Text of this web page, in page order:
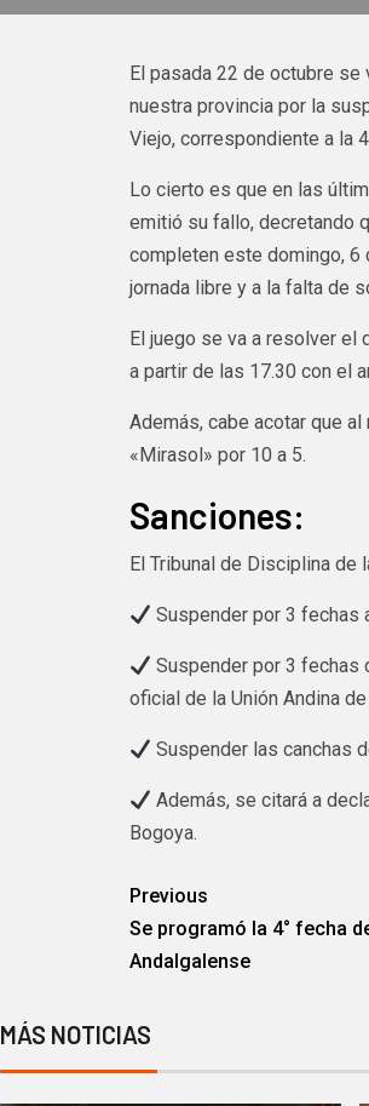
El pasada 22 de octubre
nuestra provincia por la
Viejo, correspondiente a la
Lo cierto es que en las
emitió su fallo, decretando
completen este domingo, 6
jornada libre y a la falta de
El juego se va a resolver el
a partir de las 17.30 con el
Además, cabe acotar que
«Mirasol» por 10 a 5.
Sanciones:
El Tribunal de Disciplina de
Suspender por 3 fechas
Suspender por 3 fechas
oficial de la Unión Andina
Suspender las canchas
Además, se citará a
Bogoya.
Previous
Se programó la 4° fecha
Andalgalense
MÁS NOTICIAS